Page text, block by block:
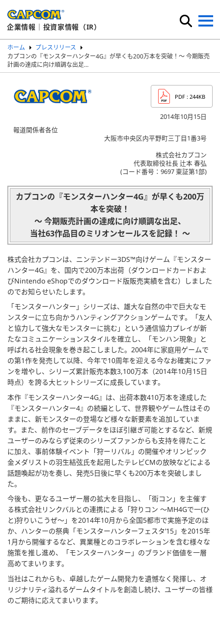
企業情報｜投資家情報（IR）
ホーム
プレスリリース
カプコンの『モンスターハンター4G』が早くも200万本を突破！～ 今期販売
計画の達成に向け順調な出足…
PDF : 244KB
2014年10月15日
報道関係者各位
大阪市中央区内平野町三丁目1番3号
株式会社カプコン
代表取締役社長 辻本 春弘
(コード番号：9697 東証第1部)
カプコンの『モンスターハンター4G』が早くも200万
本を突破！
～ 今期販売計画の達成に向け順調な出足、
当社63作品目のミリオンセールスを記録！ ～
株式会社カプコンは、ニンテンドー3DS™向けゲーム『モンスター
ハンター4G』を、国内で200万本出荷（ダウンロードカードおよ
びNintendo eShopでのダウンロード版販売実績を含む）しました
のでお知らせいたします。
「モンスターハンター」シリーズは、雄大な自然の中で巨大なモ
ンスターに立ち向かうハンティングアクションゲームです。「友人
と協力して強大なモンスターに挑む」という通信協力プレイが新
たなコミュニケーションスタイルを確立し、「モンハン現象」と
呼ばれる社会現象を巻き起こしました。2004年に家庭用ゲームで
の第1作を発売して以降、今年で10周年を迎える今なお確実にファ
ンを増やし、シリーズ累計販売本数3,100万本（2014年10月15日
時点）を誇る大ヒットシリーズに成長しています。
本作『モンスターハンター4G』は、出荷本数410万本を達成した
『モンスターハンター4』の続編として、世界観やゲーム性はその
ままに、新モンスターの登場など様々な新要素を追加していま
す。また、前作のセーブデータをほぼ引継ぎ可能とするなど、新規
ユーザーのみならず従来のシリーズファンからも支持を得たこと
に加え、事前体験イベント「狩ーリバル」の開催やオリンピック
金メダリストの羽生結弦氏を起用したテレビCMの放映などによる
話題喚起が功を奏し、発売5日後に早くも200万本を突破しまし
た。
今後も、更なるユーザー層の拡大を目指し、「街コン」を主催す
る株式会社リンクバルとの連携による「狩りコン ～MH4Gで一(ひ
と)狩りいこうぜ～」を2014年10月から全国5都市で実施予定のほ
か、ハンターの祭典「モンスターハンターフェスタ’15」を2015年
1月から開催するなど、異業種とのコラボレーションを含む様々な
施策を推し進め、「モンスターハンター」のブランド価値を一層
高めてまいります。
当社はこれからも、卓越したゲーム開発力を遺憾なく発揮し、オ
リジナリティ溢れるゲームタイトルを創造し続け、ユーザーの皆様
のご期待に応えてまいります。